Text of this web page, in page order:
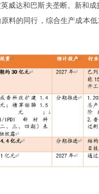
威达和巴斯夫垄断。新和
料的同行，综合生产成本